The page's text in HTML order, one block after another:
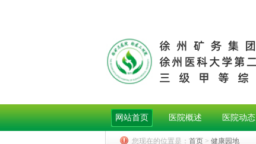
网站首页 医院概述 医院动态
您现在的位置是： 首页 > 健康园地